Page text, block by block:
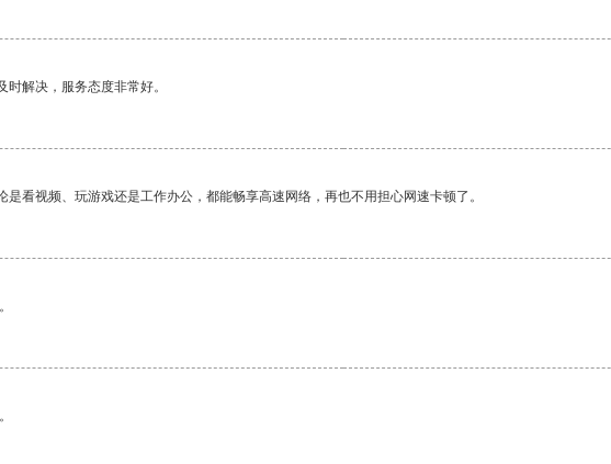
解决，服务态度非常好。
看视频、玩游戏还是工作办公，都能畅享高速网络，再也不用担心网速卡顿了。